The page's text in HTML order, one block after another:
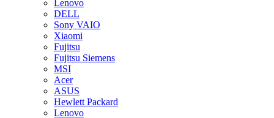
Lenovo
DELL
Sony VAIO
Xiaomi
Fujitsu
Fujitsu Siemens
MSI
Acer
ASUS
Hewlett Packard
Lenovo